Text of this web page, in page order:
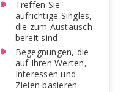
Treffen Sie
aufrichtige Singles,
die zum Austausch
bereit sind
Begegnungen, die
auf Ihren Werten,
Interessen und
Zielen basieren